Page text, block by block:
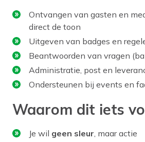
Ontvangen van gasten en
direct de toon
Uitgeven van badges en
Beantwoorden van vragen
Administratie, post en
Ondersteunen bij events en
Waarom dit iets
Je wil geen sleur, maar actie